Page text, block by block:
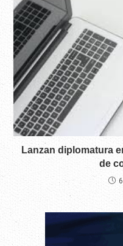
Lanzan diplomatura
de